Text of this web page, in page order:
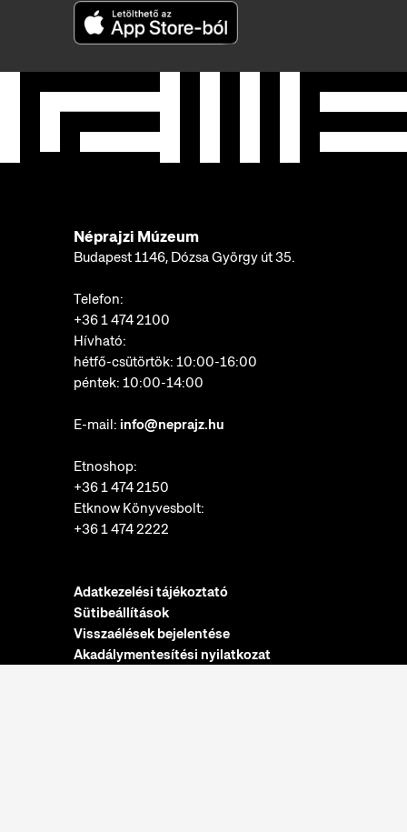
Néprajzi Múzeum
Budapest 1146, Dózsa György út 35.
Telefon:
+36 1 474 2100
Hívható:
hétfő-csütörtök: 10:00-16:00
péntek: 10:00-14:00
E-mail: info@neprajz.hu
Etnoshop:
+36 1 474 2150
Etknow Könyvesbolt:
+36 1 474 2222
Adatkezelési tájékoztató
Sütibeállítások
Visszaélések bejelentése
Akadálymentesítési nyilatkozat